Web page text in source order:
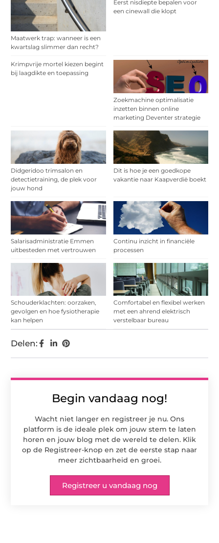
Maatwerk trap: wanneer is een
kwartslag slimmer dan recht?
Eerst nisdiepte bepalen voor
een cinewall die klopt
Krimpvrije mortel kiezen begint
bij laagdikte en toepassing
Zoekmachine optimalisatie
inzetten binnen online
marketing Deventer strategie
Didgeridoo trimsalon en
detectietraining, de plek voor
jouw hond
Dit is hoe je een goedkope
vakantie naar Kaapverdië boekt
Salarisadministratie Emmen
uitbesteden met vertrouwen
Continu inzicht in financiële
processen
Schouderklachten: oorzaken,
gevolgen en hoe fysiotherapie
kan helpen
Comfortabel en flexibel werken
met een ahrend elektrisch
verstelbaar bureau
Begin vandaag nog!
Wacht niet langer en registreer je nu. Ons
platform is de ideale plek om jouw stem te laten
horen en jouw blog met de wereld te delen. Klik
op de Registreer-knop en zet de eerste stap naar
meer zichtbaarheid en groei.
Registreer u vandaag nog
Delen: